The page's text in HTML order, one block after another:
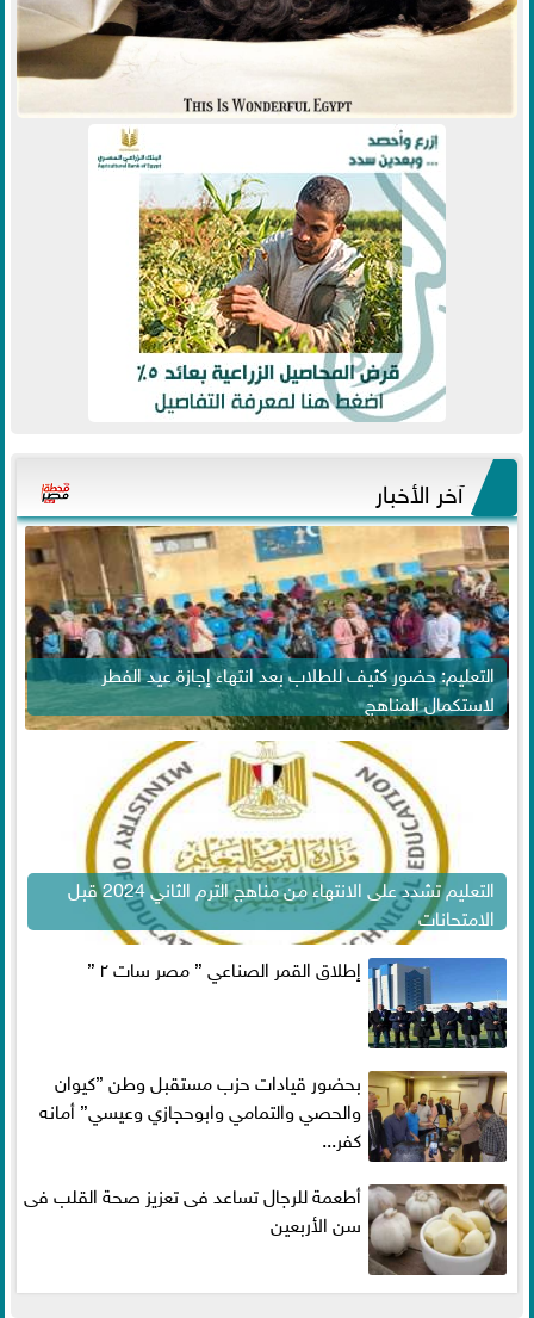
آخر الأخبار
التعليم: حضور كثيف للطلاب بعد انتهاء إجازة عيد الفطر
لاستكمال المناهج
التعليم تشدد على الانتهاء من مناهج الترم الثاني 2024 قبل
الامتحانات
إطلاق القمر الصناعي ” مصر سات ٢ ”
بحضور قيادات حزب مستقبل وطن ”كيوان
والحصي والتمامي وابوحجازي وعيسي” أمانه
كفر...
أطعمة للرجال تساعد فى تعزيز صحة القلب فى
سن الأربعين